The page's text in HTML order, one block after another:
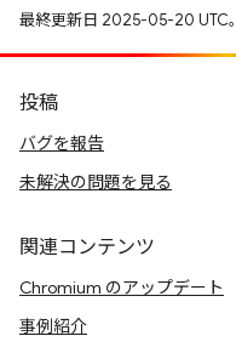
最終更新日 2025-05-20 UTC。
投稿
バグを報告
未解決の問題を見る
関連コンテンツ
Chromium のアップデート
事例紹介